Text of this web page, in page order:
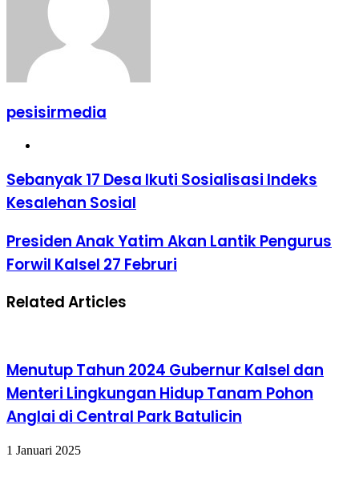
pesisirmedia
Sebanyak 17 Desa Ikuti Sosialisasi Indeks
Kesalehan Sosial
Presiden Anak Yatim Akan Lantik Pengurus
Forwil Kalsel 27 Februri
Related Articles
Menutup Tahun 2024 Gubernur Kalsel dan
Menteri Lingkungan Hidup Tanam Pohon
Anglai di Central Park Batulicin
1 Januari 2025